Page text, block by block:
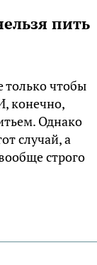
пить
только чтобы
конечно,
Однако
случай, а
строго